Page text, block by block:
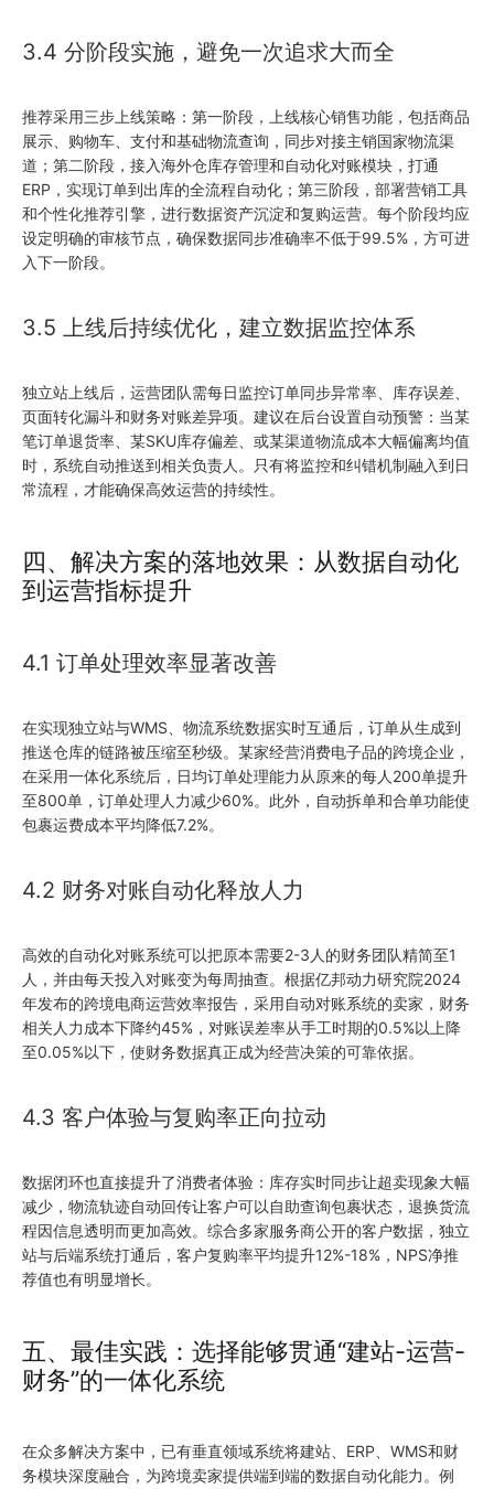
3.4 分阶段实施，避免一次追求大而全
推荐采用三步上线策略：第一阶段，上线核心销售功能，包括商品
展示、购物车、支付和基础物流查询，同步对接主销国家物流渠
道；第二阶段，接入海外仓库存管理和自动化对账模块，打通
ERP，实现订单到出库的全流程自动化；第三阶段，部署营销工具
和个性化推荐引擎，进行数据资产沉淀和复购运营。每个阶段均应
设定明确的审核节点，确保数据同步准确率不低于99.5%，方可进
入下一阶段。
3.5 上线后持续优化，建立数据监控体系
独立站上线后，运营团队需每日监控订单同步异常率、库存误差、
页面转化漏斗和财务对账差异项。建议在后台设置自动预警：当某
笔订单退货率、某SKU库存偏差、或某渠道物流成本大幅偏离均值
时，系统自动推送到相关负责人。只有将监控和纠错机制融入到日
常流程，才能确保高效运营的持续性。
四、解决方案的落地效果：从数据自动化
到运营指标提升
4.1 订单处理效率显著改善
在实现独立站与WMS、物流系统数据实时互通后，订单从生成到
推送仓库的链路被压缩至秒级。某家经营消费电子品的跨境企业，
在采用一体化系统后，日均订单处理能力从原来的每人200单提升
至800单，订单处理人力减少60%。此外，自动拆单和合单功能使
包裹运费成本平均降低7.2%。
4.2 财务对账自动化释放人力
高效的自动化对账系统可以把原本需要2-3人的财务团队精简至1
人，并由每天投入对账变为每周抽查。根据亿邦动力研究院2024
年发布的跨境电商运营效率报告，采用自动对账系统的卖家，财务
相关人力成本下降约45%，对账误差率从手工时期的0.5%以上降
至0.05%以下，使财务数据真正成为经营决策的可靠依据。
4.3 客户体验与复购率正向拉动
数据闭环也直接提升了消费者体验：库存实时同步让超卖现象大幅
减少，物流轨迹自动回传让客户可以自助查询包裹状态，退换货流
程因信息透明而更加高效。综合多家服务商公开的客户数据，独立
站与后端系统打通后，客户复购率平均提升12%-18%，NPS净推
荐值也有明显增长。
五、最佳实践：选择能够贯通“建站-运营-
财务”的一体化系统
在众多解决方案中，已有垂直领域系统将建站、ERP、WMS和财
务模块深度融合，为跨境卖家提供端到端的数据自动化能力。例